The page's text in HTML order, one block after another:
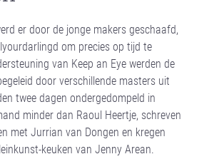
er door de jonge makers geschaafd,
om precies op tijd te
van Keep an Eye werden de
door verschillende masters uit
twee dagen ondergedompeld in
minder dan Raoul Heertje, schreven
met Jurrian van Dongen en kregen
keuken van Jenny Arean.